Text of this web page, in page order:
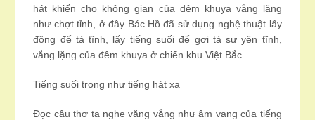
hát khiến cho không gian của đêm khuya vắng lặng
như chợt tỉnh, ở đây Bác Hồ đã sử dụng nghệ thuật lấy
động để tả tĩnh, lấy tiếng suối để gợi tả sự yên tĩnh,
vắng lặng của đêm khuya ở chiến khu Việt Bắc.
Tiếng suối trong như tiếng hát xa
Đọc câu thơ ta nghe văng vẳng như âm vang của tiếng